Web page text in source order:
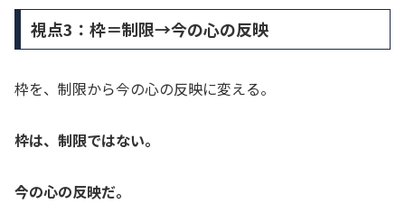
視点3：枠＝制限→今の心の反映
枠を、制限から今の心の反映に変える。
枠は、制限ではない。
今の心の反映だ。